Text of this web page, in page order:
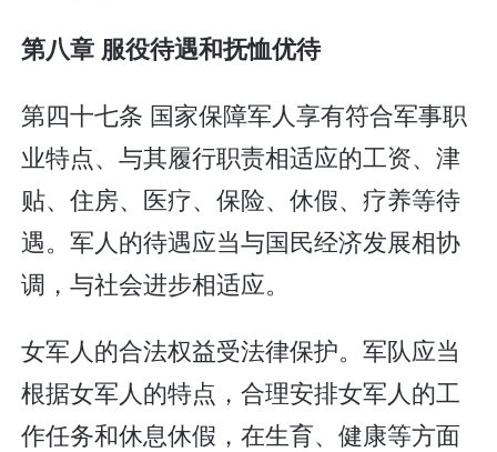
第八章 服役待遇和抚恤优待
第四十七条 国家保障军人享有符合军事职
业特点、与其履行职责相适应的工资、津
贴、住房、医疗、保险、休假、疗养等待
遇。军人的待遇应当与国民经济发展相协
调，与社会进步相适应。
女军人的合法权益受法律保护。军队应当
根据女军人的特点，合理安排女军人的工
作任务和休息休假，在生育、健康等方面